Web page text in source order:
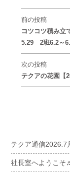
前の投稿
コツコツ積み立
5.29 2班6.2～
次の投稿
テクアの花園【
テクア通信2026.7
社長室へようこそ♬